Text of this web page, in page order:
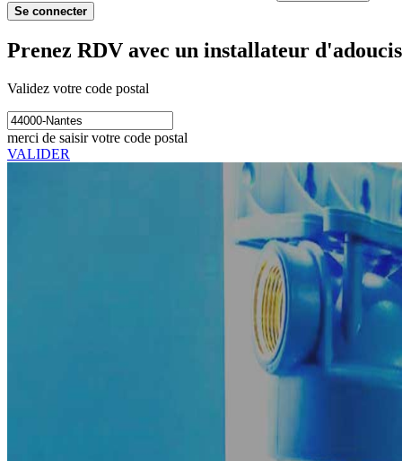
Se connecter
Prenez RDV avec un installateur
Validez votre code postal
merci de saisir votre code postal
VALIDER